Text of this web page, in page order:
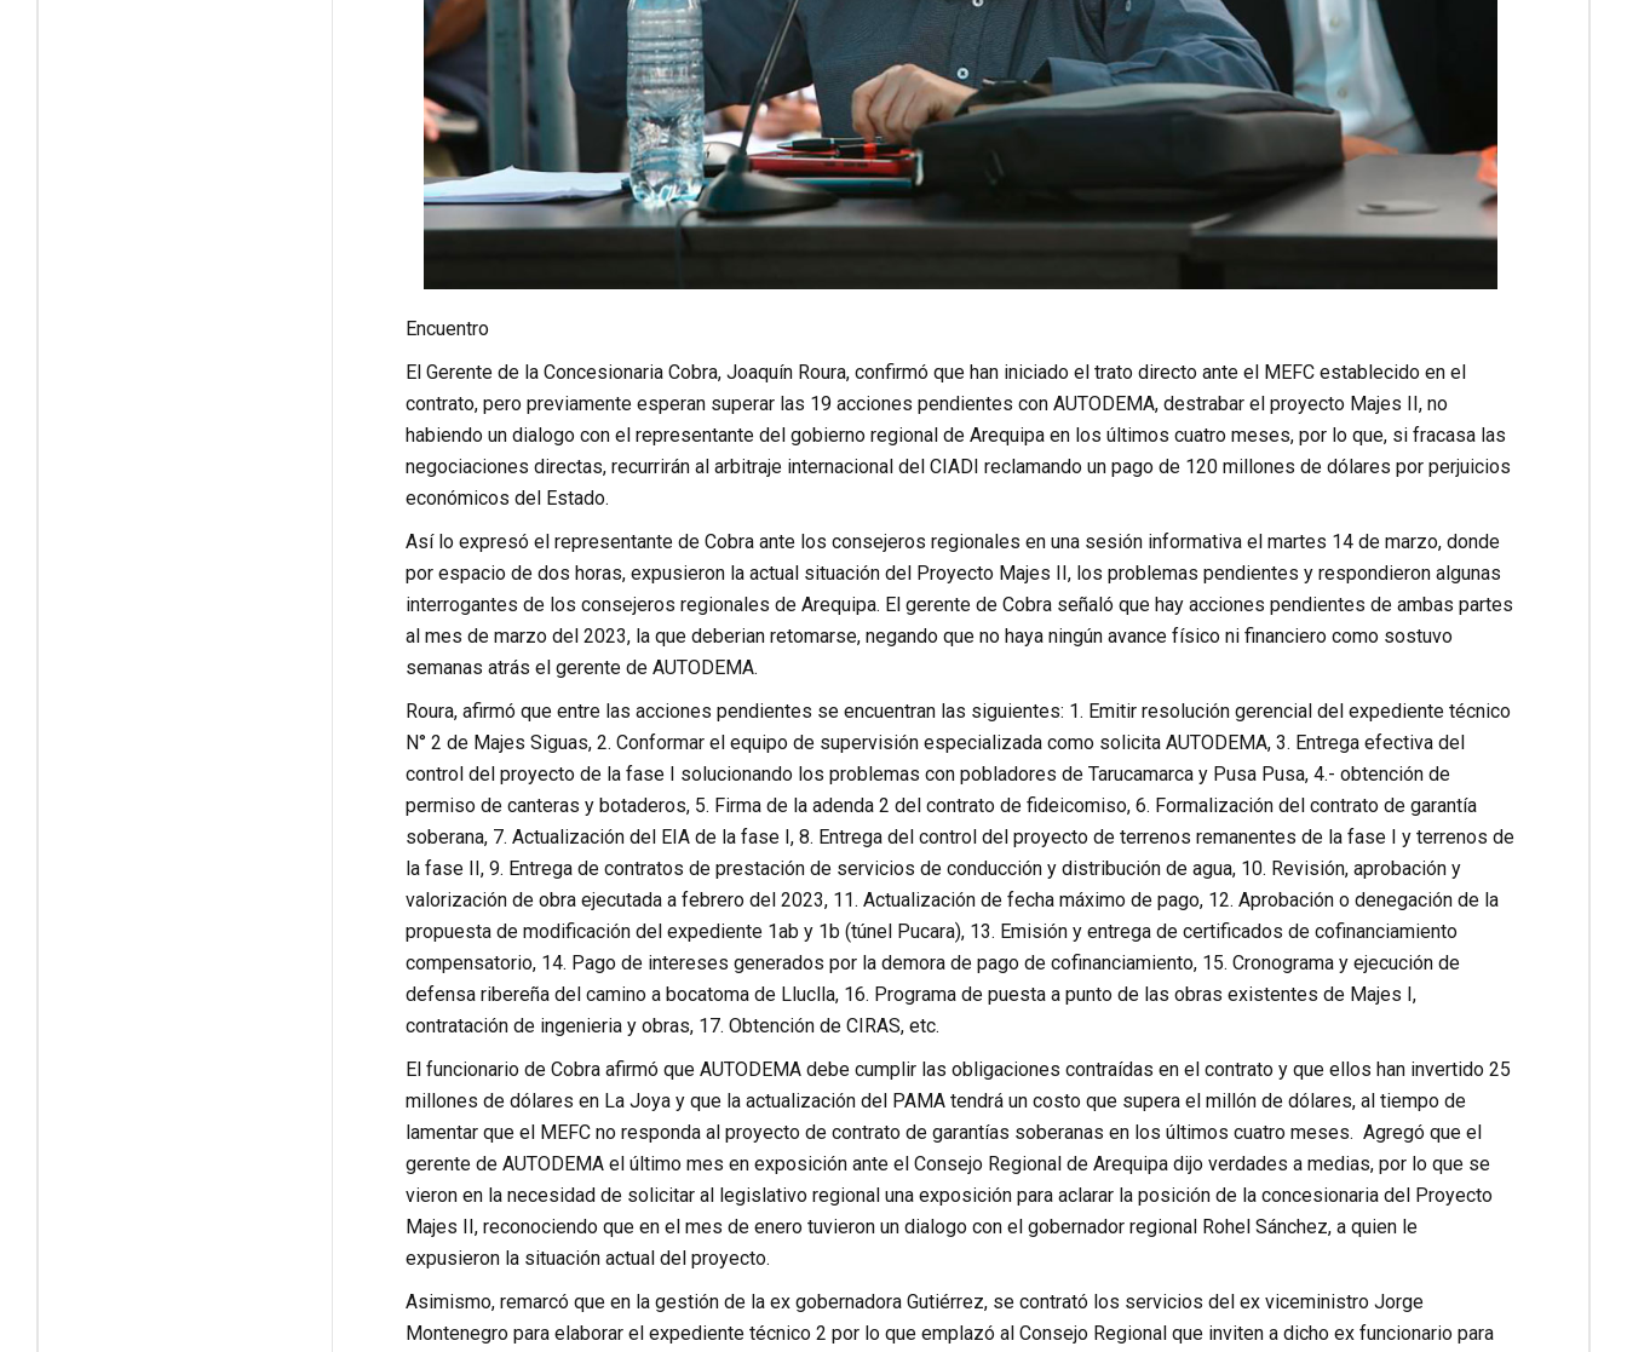
Encuentro
El Gerente de la Concesionaria Cobra, Joaquín Roura, confirmó que han iniciado el trato directo ante el MEFC establecido en el
contrato, pero previamente esperan superar las 19 acciones pendientes con AUTODEMA, destrabar el proyecto Majes II, no
habiendo un dialogo con el representante del gobierno regional de Arequipa en los últimos cuatro meses, por lo que, si fracasa las
negociaciones directas, recurrirán al arbitraje internacional del CIADI reclamando un pago de 120 millones de dólares por perjuicios
económicos del Estado.
Así lo expresó el representante de Cobra ante los consejeros regionales en una sesión informativa el martes 14 de marzo, donde
por espacio de dos horas, expusieron la actual situación del Proyecto Majes II, los problemas pendientes y respondieron algunas
interrogantes de los consejeros regionales de Arequipa. El gerente de Cobra señaló que hay acciones pendientes de ambas partes
al mes de marzo del 2023, la que deberian retomarse, negando que no haya ningún avance físico ni financiero como sostuvo
semanas atrás el gerente de AUTODEMA.
Roura, afirmó que entre las acciones pendientes se encuentran las siguientes: 1. Emitir resolución gerencial del expediente técnico
N° 2 de Majes Siguas, 2. Conformar el equipo de supervisión especializada como solicita AUTODEMA, 3. Entrega efectiva del
control del proyecto de la fase I solucionando los problemas con pobladores de Tarucamarca y Pusa Pusa, 4.- obtención de
permiso de canteras y botaderos, 5. Firma de la adenda 2 del contrato de fideicomiso, 6. Formalización del contrato de garantía
soberana, 7. Actualización del EIA de la fase I, 8. Entrega del control del proyecto de terrenos remanentes de la fase I y terrenos de
la fase II, 9. Entrega de contratos de prestación de servicios de conducción y distribución de agua, 10. Revisión, aprobación y
valorización de obra ejecutada a febrero del 2023, 11. Actualización de fecha máximo de pago, 12. Aprobación o denegación de la
propuesta de modificación del expediente 1ab y 1b (túnel Pucara), 13. Emisión y entrega de certificados de cofinanciamiento
compensatorio, 14. Pago de intereses generados por la demora de pago de cofinanciamiento, 15. Cronograma y ejecución de
defensa ribereña del camino a bocatoma de Lluclla, 16. Programa de puesta a punto de las obras existentes de Majes I,
contratación de ingenieria y obras, 17. Obtención de CIRAS, etc.
El funcionario de Cobra afirmó que AUTODEMA debe cumplir las obligaciones contraídas en el contrato y que ellos han invertido 25
millones de dólares en La Joya y que la actualización del PAMA tendrá un costo que supera el millón de dólares, al tiempo de
lamentar que el MEFC no responda al proyecto de contrato de garantías soberanas en los últimos cuatro meses. Agregó que el
gerente de AUTODEMA el último mes en exposición ante el Consejo Regional de Arequipa dijo verdades a medias, por lo que se
vieron en la necesidad de solicitar al legislativo regional una exposición para aclarar la posición de la concesionaria del Proyecto
Majes II, reconociendo que en el mes de enero tuvieron un dialogo con el gobernador regional Rohel Sánchez, a quien le
expusieron la situación actual del proyecto.
Asimismo, remarcó que en la gestión de la ex gobernadora Gutiérrez, se contrató los servicios del ex viceministro Jorge
Montenegro para elaborar el expediente técnico 2 por lo que emplazó al Consejo Regional que inviten a dicho ex funcionario para